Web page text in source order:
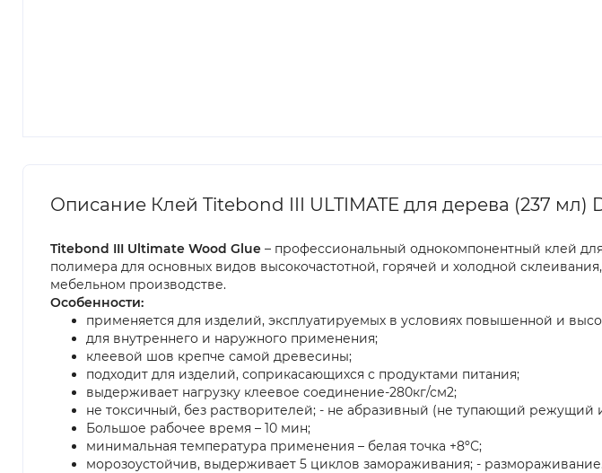
Описание Клей Titebond III ULTIMATE для дерева (237 мл)
Titebond III Ultimate Wood Glue – профессиональный однокомпонентный клей
полимера для основных видов высокочастотной, горячей и холодной
мебельном производстве.
Особенности:
применяется для изделий, эксплуатируемых в условиях повышенной и
для внутреннего и наружного применения;
клеевой шов крепче самой древесины;
подходит для изделий, соприкасающихся с продуктами питания;
выдерживает нагрузку клеевое соединение-280кг/см2;
не токсичный, без растворителей; - не абразивный (не тупающий режущий
Большое рабочее время – 10 мин;
минимальная температура применения – белая точка +8ºС;
морозоустойчив, выдерживает 5 циклов замораживания; - размораживание.